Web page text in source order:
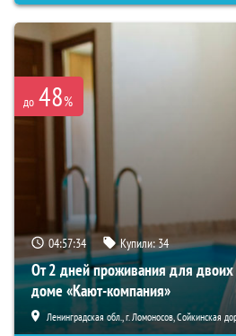
до 48%
04:57:33 Купили:34
От 2 дней проживания для двоих
доме «Кают-компания»
Ленинградская обл., г. Ломоносов, Сойкинская